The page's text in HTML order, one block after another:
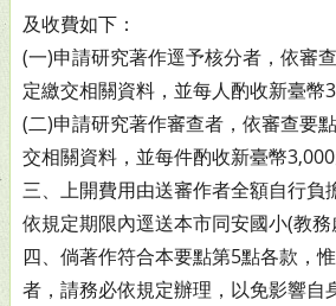
及收費如下：
(一)申請研究著作逕予核分者，依審
定繳交相關資料，並每人酌收新臺幣
(二)申請研究著作審查者，依審查要
交相關資料，並每件酌收新臺幣3,000
三、上開費用由送審作者全額自行負
依規定期限內逕送本市同安國小(教務
四、倘著作符合本要點第5點各款，
者，請務必依規定辦理，以免影響自